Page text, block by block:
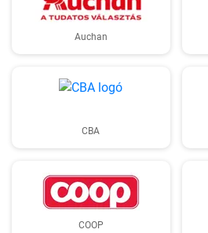
Auchan
CBA
COOP